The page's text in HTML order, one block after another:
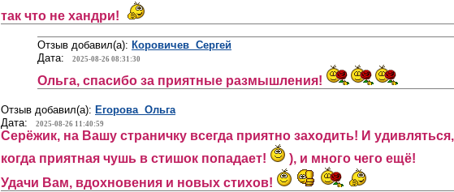
так что не хандри!
Отзыв добавил(а): Коровичев Сергей
Дата:
2025-08-26 08:31:30
Ольга, спасибо за приятные размышления!
Отзыв добавил(а): Егорова Ольга
Дата:
2025-08-26 11:40:59
Серёжик, на Вашу страничку всегда приятно заходить! И
когда приятная чушь в стишок попадает!
), и много чего ещё!
Удачи Вам, вдохновения и новых стихов!